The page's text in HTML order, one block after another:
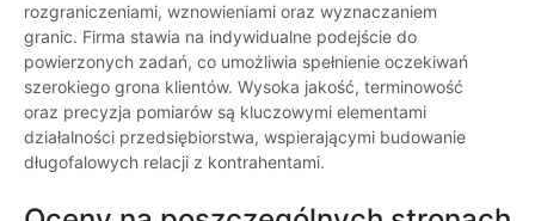
rozgraniczeniami, wznowieniami oraz wyznaczaniem
granic. Firma stawia na indywidualne podejście do
powierzonych zadań, co umożliwia spełnienie oczekiwań
szerokiego grona klientów. Wysoka jakość, terminowość
oraz precyzja pomiarów są kluczowymi elementami
działalności przedsiębiorstwa, wspierającymi budowanie
długofalowych relacji z kontrahentami.